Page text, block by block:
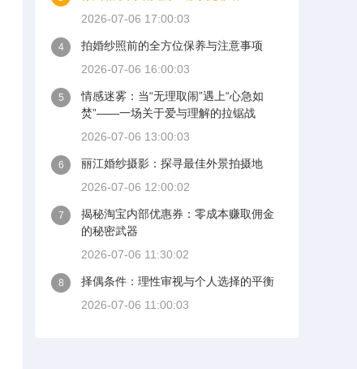
2026-07-06 17:00:03
4
拍婚纱照前的全方位保养与注意事项
2026-07-06 16:00:03
5
情感迷雾：当“无理取闹”遇上“心急如
焚”——一场关于爱与理解的拉锯战
2026-07-06 13:00:03
6
丽江婚纱摄影：探寻最佳外景拍摄地
2026-07-06 12:00:02
7
揭秘淘宝内部优惠券：零成本赚取佣金
的秘密武器
2026-07-06 11:30:02
8
择偶条件：理性审视与个人选择的平衡
2026-07-06 11:00:03